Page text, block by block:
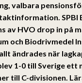
valbara
SPBI
av HVO drop in på
och Biodrivmedel
ändrades när
1-0 till Sverige ett
till C-divisionen.